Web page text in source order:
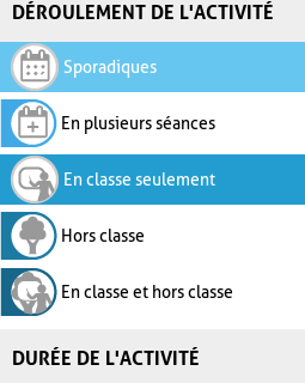
DÉROULEMENT DE L'ACTIVITÉ
Sporadiques
En plusieurs séances
En classe seulement
Hors classe
En classe et hors classe
DURÉE DE L'ACTIVITÉ